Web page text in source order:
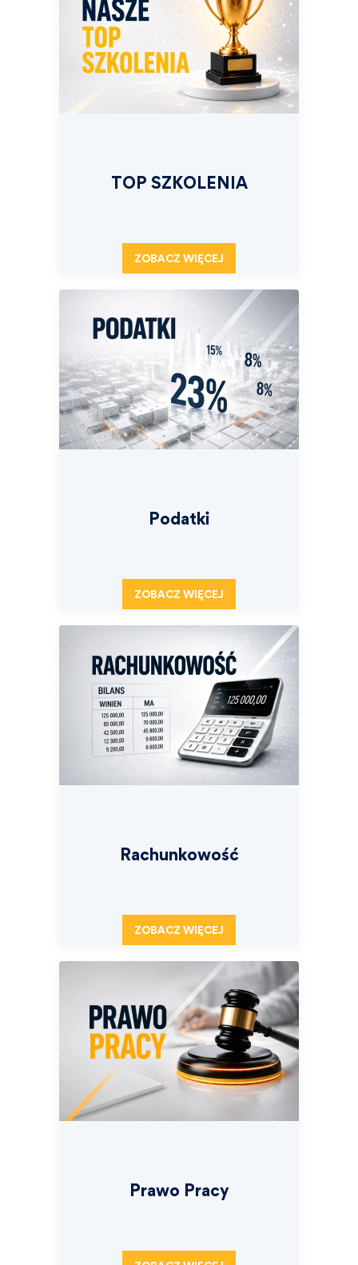
TOP SZKOLENIA
ZOBACZ WIĘCEJ
Podatki
ZOBACZ WIĘCEJ
Rachunkowość
ZOBACZ WIĘCEJ
Prawo Pracy